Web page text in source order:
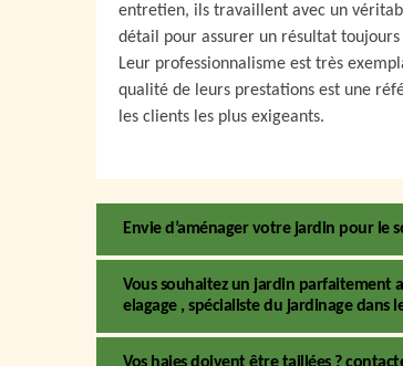
entretien, ils travaillent avec un
détail pour assurer un résultat
Leur professionnalisme est très
qualité de leurs prestations est une
les clients les plus exigeants.
Envie d’aménager votre jardin pour le
Vous souhaitez un jardin parfaitement
elagage , spécialiste du jardinage dans
Vos haies doivent être taillées ?